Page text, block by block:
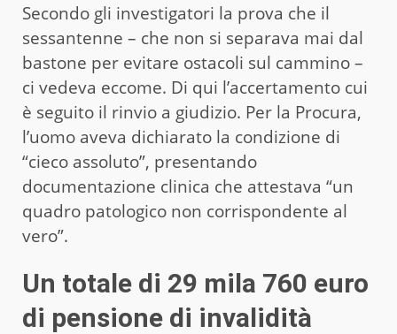
Secondo gli investigatori la prova che il
sessantenne – che non si separava mai dal
bastone per evitare ostacoli sul cammino –
ci vedeva eccome. Di qui l’accertamento cui
è seguito il rinvio a giudizio. Per la Procura,
l’uomo aveva dichiarato la condizione di
“cieco assoluto”, presentando
documentazione clinica che attestava “un
quadro patologico non corrispondente al
vero”.
Un totale di 29 mila 760 euro
di pensione di invalidità